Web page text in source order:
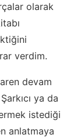
olarak
verdim.
devam
ya da
istediği
anlatmaya